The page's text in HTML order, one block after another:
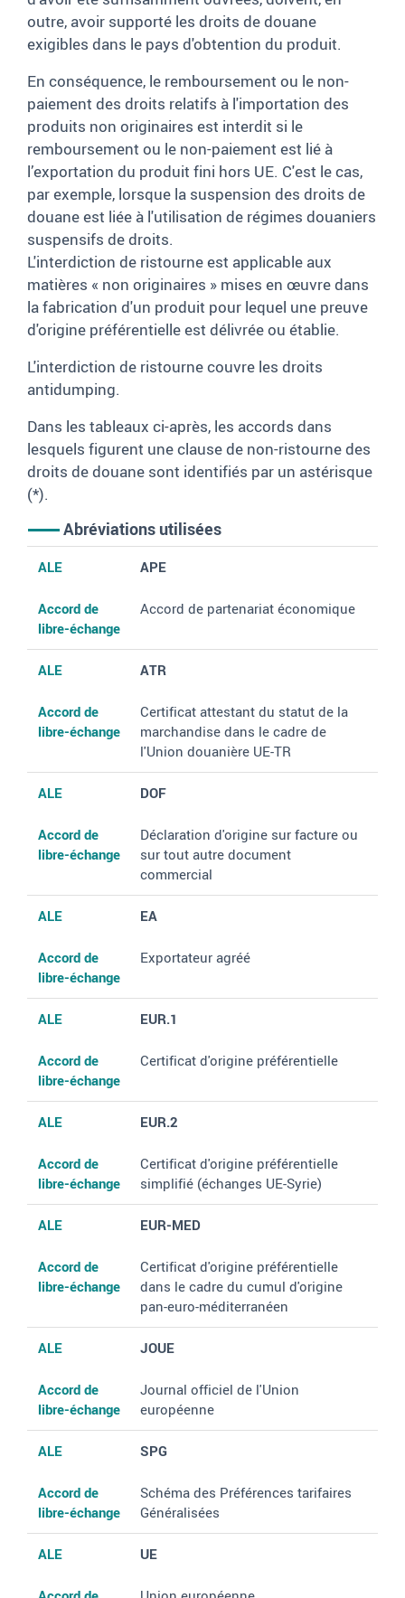
outre, avoir supporté les droits de douane
exigibles dans le pays d'obtention du produit.
En conséquence, le remboursement ou le non-
paiement des droits relatifs à l'importation des
produits non originaires est interdit si le
remboursement ou le non-paiement est lié à
l’exportation du produit fini hors UE. C'est le cas,
par exemple, lorsque la suspension des droits de
douane est liée à l'utilisation de régimes douaniers
suspensifs de droits.
L'interdiction de ristourne est applicable aux
matières « non originaires » mises en œuvre dans
la fabrication d'un produit pour lequel une preuve
d'origine préférentielle est délivrée ou établie.
L'interdiction de ristourne couvre les droits
antidumping.
Dans les tableaux ci-après, les accords dans
lesquels figurent une clause de non-ristourne des
droits de douane sont identifiés par un astérisque
(*).
Abréviations utilisées
ALE APE
Accord de
libre-échange
Accord de partenariat économique
ALE ATR
Accord de
libre-échange
Certificat attestant du statut de la
marchandise dans le cadre de
l'Union douanière UE-TR
ALE DOF
Accord de
libre-échange
Déclaration d'origine sur facture ou
sur tout autre document
commercial
ALE EA
Accord de
libre-échange
Exportateur agréé
ALE EUR.1
Accord de
libre-échange
Certificat d'origine préférentielle
ALE EUR.2
Accord de
libre-échange
Certificat d'origine préférentielle
simplifié (échanges UE-Syrie)
ALE EUR-MED
Accord de
libre-échange
Certificat d'origine préférentielle
dans le cadre du cumul d'origine
pan-euro-méditerranéen
ALE JOUE
Accord de
libre-échange
Journal officiel de l'Union
européenne
ALE SPG
Accord de
libre-échange
Schéma des Préférences tarifaires
Généralisées
ALE UE